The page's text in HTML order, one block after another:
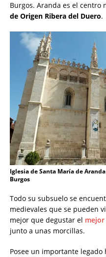
Burgos. Aranda es el centro
de Origen Ribera del Duero.
Iglesia de Santa María de
Burgos
Todo su subsuelo se
medievales que se pueden
mejor que degustar el mejor
junto a unas morcillas.
Posee un importante